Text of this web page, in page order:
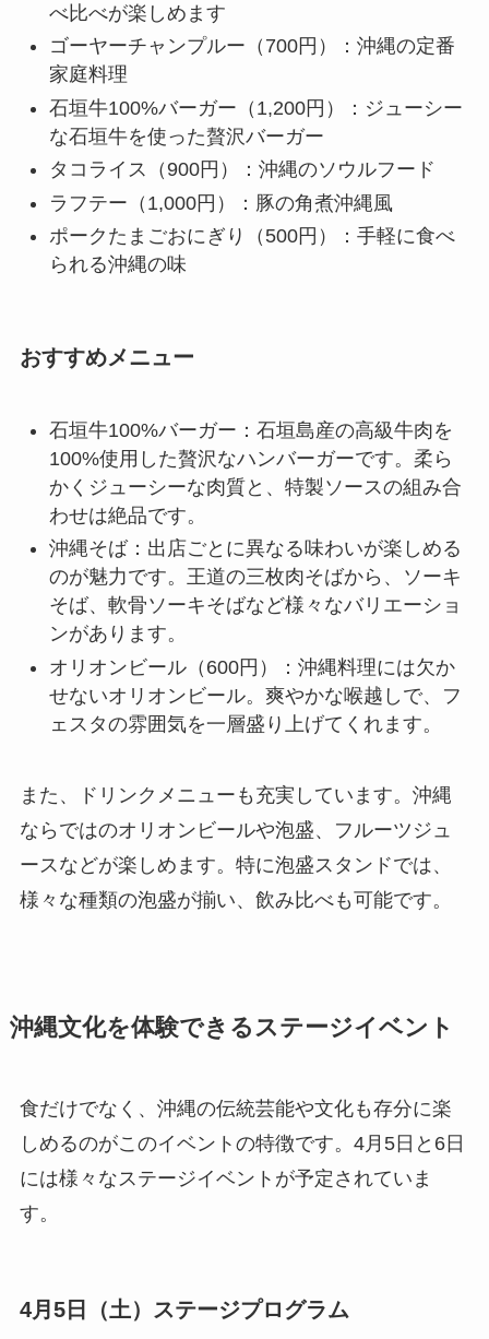
べ比べが楽しめます
ゴーヤーチャンプルー（700円）：沖縄の定番
家庭料理
石垣牛100%バーガー（1,200円）：ジューシー
な石垣牛を使った贅沢バーガー
タコライス（900円）：沖縄のソウルフード
ラフテー（1,000円）：豚の角煮沖縄風
ポークたまごおにぎり（500円）：手軽に食べ
られる沖縄の味
おすすめメニュー
石垣牛100%バーガー：石垣島産の高級牛肉を
100%使用した贅沢なハンバーガーです。柔ら
かくジューシーな肉質と、特製ソースの組み合
わせは絶品です。
沖縄そば：出店ごとに異なる味わいが楽しめる
のが魅力です。王道の三枚肉そばから、ソーキ
そば、軟骨ソーキそばなど様々なバリエーショ
ンがあります。
オリオンビール（600円）：沖縄料理には欠か
せないオリオンビール。爽やかな喉越しで、フ
ェスタの雰囲気を一層盛り上げてくれます。
また、ドリンクメニューも充実しています。沖縄
ならではのオリオンビールや泡盛、フルーツジュ
ースなどが楽しめます。特に泡盛スタンドでは、
様々な種類の泡盛が揃い、飲み比べも可能です。
沖縄文化を体験できるステージイベント
食だけでなく、沖縄の伝統芸能や文化も存分に楽
しめるのがこのイベントの特徴です。4月5日と6日
には様々なステージイベントが予定されていま
す。
4月5日（土）ステージプログラム